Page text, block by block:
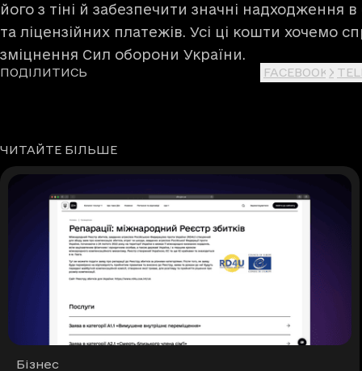
його з тіні й забезпечити значні надходження
та ліцензійних платежів. Усі ці кошти хочемо
зміцнення Сил оборони України.
ПОДІЛИТИСЬ FACEBOOK X
ЧИТАЙТЕ БІЛЬШЕ
Рубрики
Бізнес